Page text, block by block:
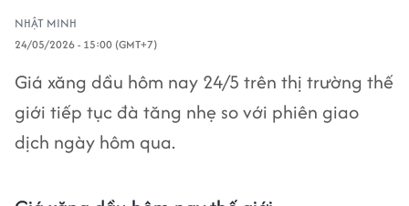
NHẬT MINH
24/05/2026 - 15:00 (GMT+7)
Giá xăng dầu hôm nay 24/5 trên thị trường thế
giới tiếp tục đà tăng nhẹ so với phiên giao
dịch ngày hôm qua.